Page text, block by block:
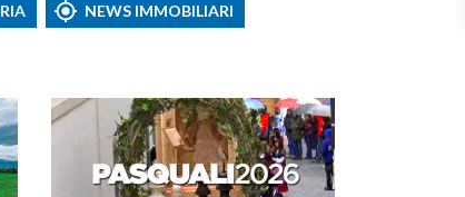
NEWS IMMOBILIARI